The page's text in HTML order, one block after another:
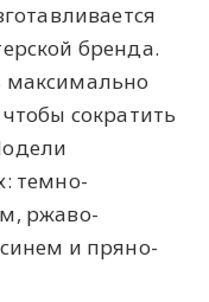
бренда.
максимально
сократить
темно-
ржаво-
и пряно-